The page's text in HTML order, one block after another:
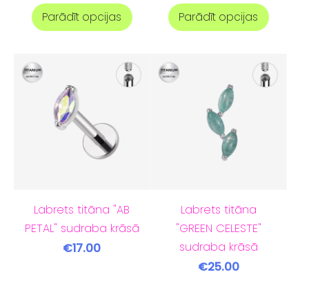
Parādīt opcijas Parādīt opcijas
Labrets titāna "AB
PETAL" sudraba krāsā
€17.00
Labrets titāna
"GREEN CELESTE"
sudraba krāsā
€25.00